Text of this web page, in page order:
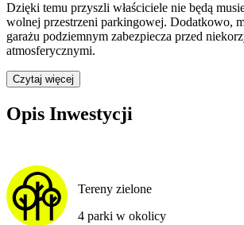
Dzięki temu przyszli właściciele nie będą
wolnej przestrzeni parkingowej. Dodatkowo,
garażu podziemnym zabezpiecza przed
atmosferycznymi.
Czytaj więcej
Opis Inwestycji
Tereny zielone
4 parki w okolicy